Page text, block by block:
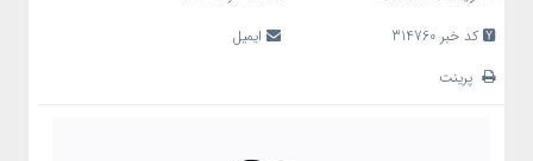
کد خبر 314760
ایمیل
پرینت